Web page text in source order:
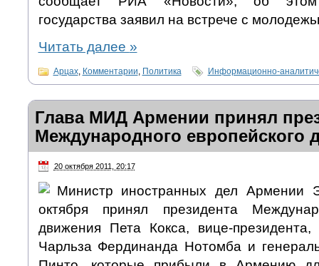
государства заявил на встрече с
Читать далее »
Арцах, Комментарии, Политика Информационно-
Глава МИД Армении принял
Международного европейского
20 октября 2011, 20:17
Министр иностранных дел Армении
октября принял президента
движения Пета Кокса, вице-президента,
Чарльза Фердинанда Нотомба и